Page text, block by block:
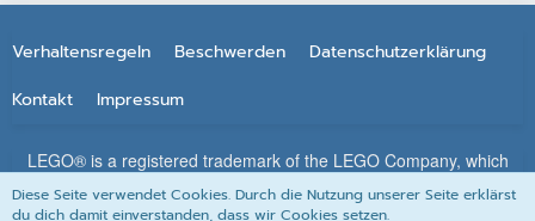
Verhaltensregeln Beschwerden
Datenschutzerklärung
Kontakt
Impressum
LEGO® is a registered trademark of the LEGO Company, which
does not sponsor, authorize or endorse this site. All other
trademarks, service marks, and copyrights are property of their
Diese Seite verwendet Cookies. Durch die Nutzung unserer Seite erklärst
du dich damit einverstanden, dass wir Cookies setzen.